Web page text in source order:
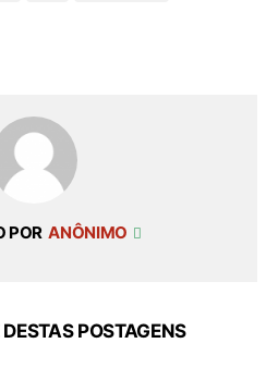
POR ANÔNIMO
POSTAGENS